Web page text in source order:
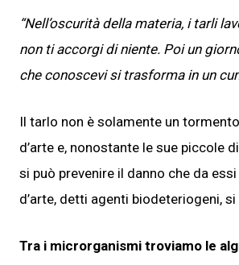
“Nell’oscurità della materia, i tarli
non ti accorgi di niente. Poi un
che conoscevi si trasforma in un
Il tarlo non è solamente un
d’arte e, nonostante le sue piccole
si può prevenire il danno che da
d’arte, detti agenti biodeteriogeni,
Tra i microrganismi troviamo le